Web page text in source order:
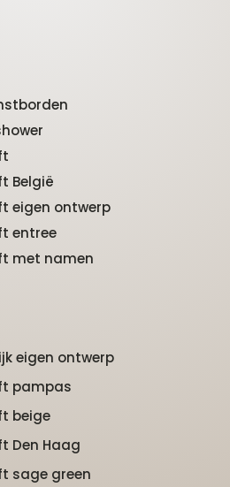
België
eigen ontwerp
entree
met namen
eigen ontwerp
pampas
beige
Den Haag
sage green